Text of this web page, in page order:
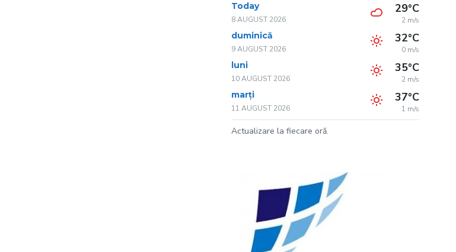
Today
8 AUGUST 2026
29°C
2 m/s
duminică
9 AUGUST 2026
32°C
0 m/s
luni
10 AUGUST 2026
35°C
2 m/s
marți
11 AUGUST 2026
37°C
1 m/s
Actualizare la fiecare oră.